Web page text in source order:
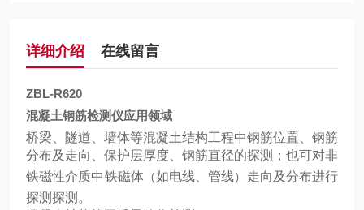
详细介绍 在线留言
ZBL-R620
混凝土钢筋检测仪应用领域
桥梁、隧道、墙体等混凝土结构工程中钢筋位置、钢筋
分布及走向、保护层厚度、钢筋直径的探测；也可对非
铁磁性介质中铁磁体（如电线、管线） 走向及分布进行
探测探测。